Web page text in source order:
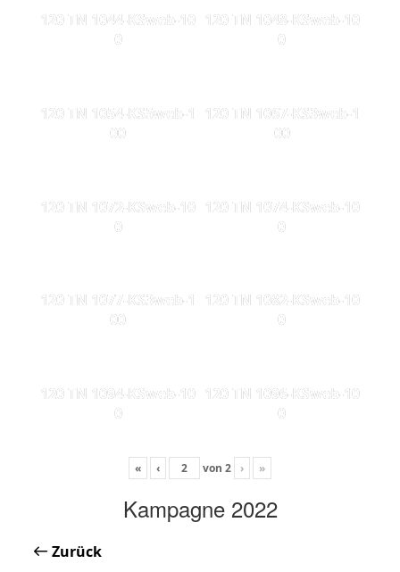
120 TN 1044-KSweb-10
0
120 TN 1048-KSweb-10
0
120 TN 1054-KS5web-1
00
120 TN 1067-KS3web-1
00
120 TN 1072-KSweb-10
0
120 TN 1074-KSweb-10
0
120 TN 1077-KS3web-1
00
120 TN 1082-KSweb-10
0
120 TN 1094-KSweb-10
0
120 TN 1096-KSweb-10
0
« ‹ von 2 › »
Kampagne 2022
Zurück